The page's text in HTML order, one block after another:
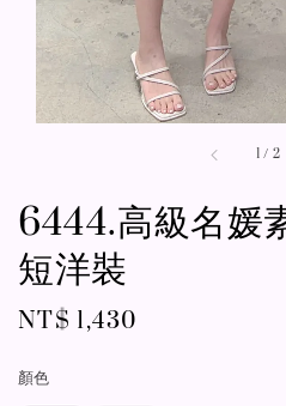
1 / 2
6444.高級名媛
短洋裝
Regular
NT$ 1,430
顏色